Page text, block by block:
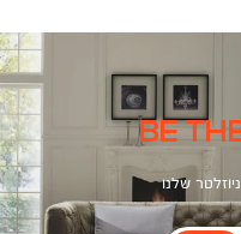
BE
שלנו